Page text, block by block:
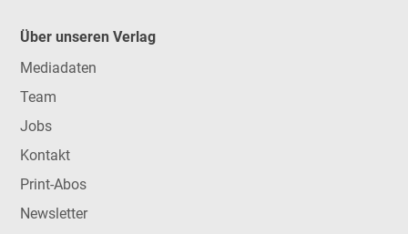
Über unseren Verlag
Mediadaten
Team
Jobs
Kontakt
Print-Abos
Newsletter